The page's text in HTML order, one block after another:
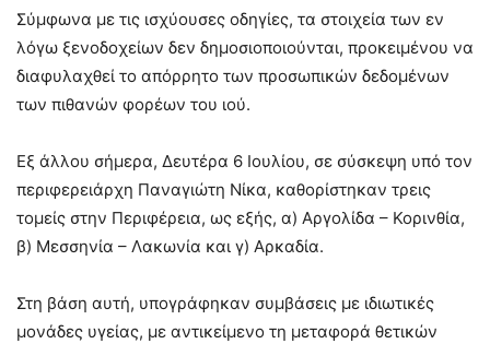
Σύμφωνα με τις ισχύουσες οδηγίες, τα στοιχεία των εν
λόγω ξενοδοχείων δεν δημοσιοποιούνται, προκειμένου να
διαφυλαχθεί το απόρρητο των προσωπικών δεδομένων
των πιθανών φορέων του ιού.
Εξ άλλου σήμερα, Δευτέρα 6 Ιουλίου, σε σύσκεψη υπό τον
περιφερειάρχη Παναγιώτη Νίκα, καθορίστηκαν τρεις
τομείς στην Περιφέρεια, ως εξής, α) Αργολίδα – Κορινθία,
β) Μεσσηνία – Λακωνία και γ) Αρκαδία.
Στη βάση αυτή, υπογράφηκαν συμβάσεις με ιδιωτικές
μονάδες υγείας, με αντικείμενο τη μεταφορά θετικών